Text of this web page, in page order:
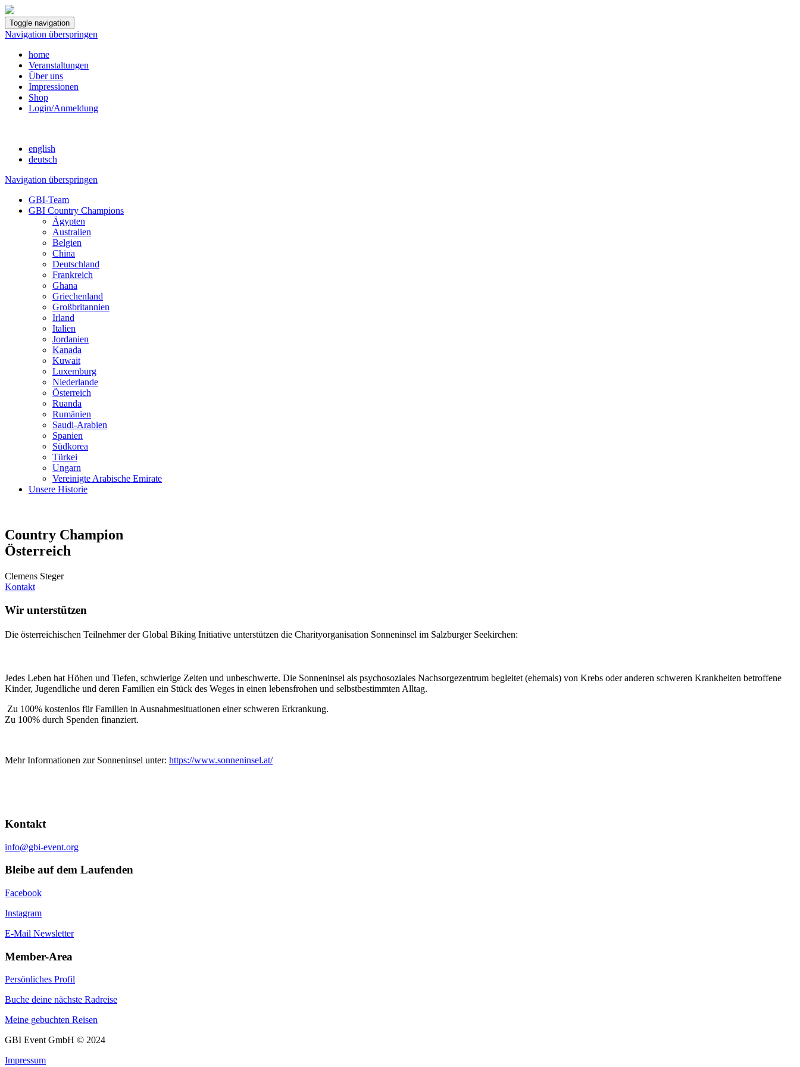
Toggle navigation
Navigation überspringen
home
Veranstaltungen
Über uns
Impressionen
Shop
Login/Anmeldung
english
deutsch
Navigation überspringen
GBI-Team
GBI Country Champions
Ägypten
Australien
Belgien
China
Deutschland
Frankreich
Ghana
Griechenland
Großbritannien
Irland
Italien
Jordanien
Kanada
Kuwait
Luxemburg
Niederlande
Österreich
Ruanda
Rumänien
Saudi-Arabien
Spanien
Südkorea
Türkei
Ungarn
Vereinigte Arabische Emirate
Unsere Historie
Country Champion
Österreich
Clemens Steger
Kontakt
Wir unterstützen
Die österreichischen Teilnehmer der Global Biking Initiative unterstützen die Charityorganisation Sonneninsel im Salzburger Seekirchen:
Jedes Leben hat Höhen und Tiefen, schwierige Zeiten und unbeschwerte. Die Sonneninsel als psychosoziales Nachsorgezentrum begleitet (ehemals) von Krebs oder anderen schweren Krankheiten betroffene
Kinder, Jugendliche und deren Familien ein Stück des Weges in einen lebensfrohen und selbstbestimmten Alltag.
Zu 100% kostenlos für Familien in Ausnahmesituationen einer schweren Erkrankung.
Zu 100% durch Spenden finanziert.
Mehr Informationen zur Sonneninsel unter: https://www.sonneninsel.at/
Kontakt
info@gbi-event.org
Bleibe auf dem Laufenden
Facebook
Instagram
E-Mail Newsletter
Member-Area
Persönliches Profil
Buche deine nächste Radreise
Meine gebuchten Reisen
GBI Event GmbH © 2024
Impressum